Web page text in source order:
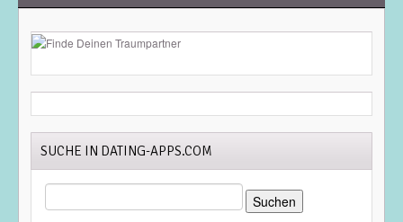
SUCHE IN DATING-APPS.COM
SUCHEN
NACH: